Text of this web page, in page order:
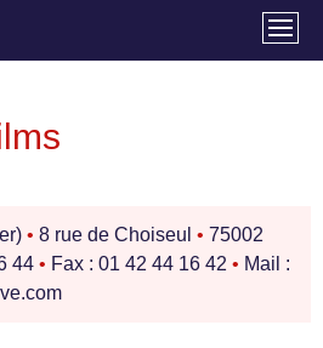
• 8 rue de Choiseul • 75002
44 • Fax : 01 42 44 16 42 • Mail :